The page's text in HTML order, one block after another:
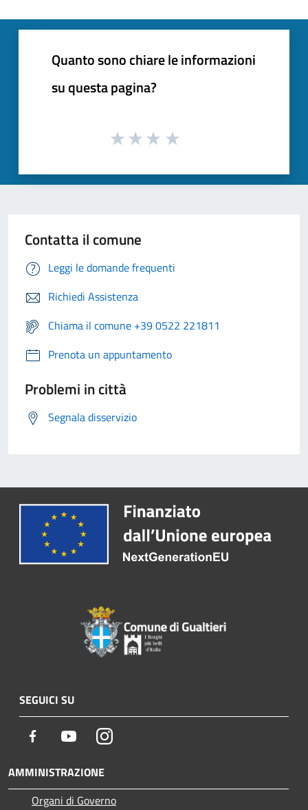
Quanto sono chiare le informazioni
su questa pagina?
Contatta il comune
Leggi le domande frequenti
Richiedi Assistenza
Chiama il comune +39 0522 221811
Prenota un appuntamento
Problemi in città
Segnala disservizio
SEGUICI SU
Facebook YoutubeInstagram
AMMINISTRAZIONE
Organi di Governo